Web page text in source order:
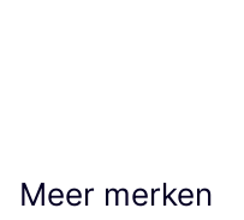
Meer merken